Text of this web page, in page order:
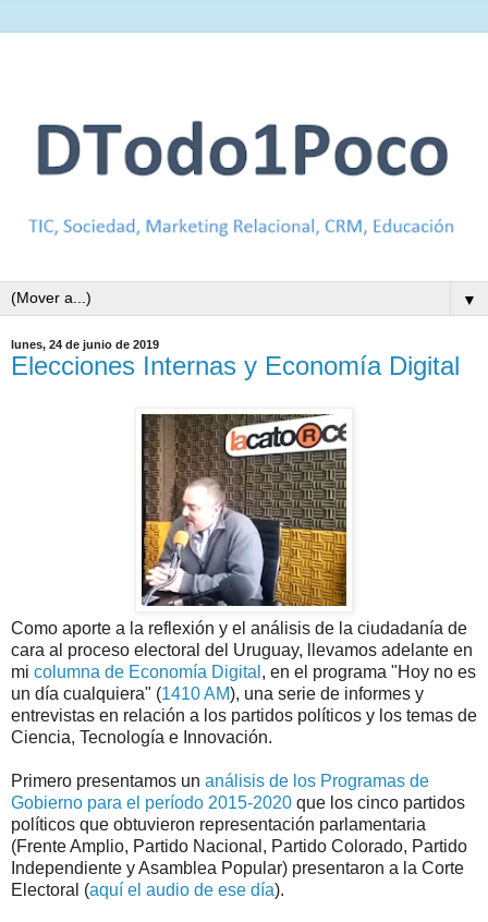
▼
lunes, 24 de junio de 2019
Elecciones Internas y Economía Digital
Como aporte a la reflexión y el análisis de la ciudadanía de
cara al proceso electoral del Uruguay, llevamos adelante en
mi columna de Economía Digital , en el programa "Hoy no es
un día cualquiera" (1410 AM), una serie de informes y
entrevistas en relación a los partidos políticos y los temas de
Ciencia, Tecnología e Innovación.
Primero presentamos un análisis de los Programas de
Gobierno para el período 2015-2020 que los cinco partidos
políticos que obtuvieron representación parlamentaria
(Frente Amplio, Partido Nacional, Partido Colorado, Partido
Independiente y Asamblea Popular) presentaron a la Corte
Electoral (aquí el audio de ese día).